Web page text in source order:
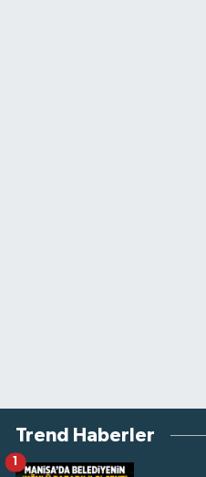
Trend Haberler